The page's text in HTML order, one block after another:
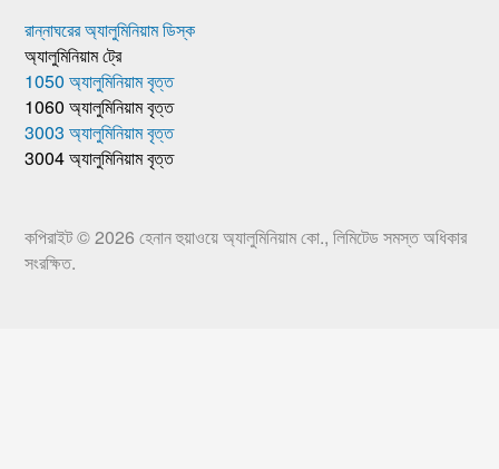
রান্নাঘরের অ্যালুমিনিয়াম ডিস্ক
অ্যালুমিনিয়াম ট্রে
1050 অ্যালুমিনিয়াম বৃত্ত
1060 অ্যালুমিনিয়াম বৃত্ত
3003 অ্যালুমিনিয়াম বৃত্ত
3004 অ্যালুমিনিয়াম বৃত্ত
কপিরাইট © 2026 হেনান হুয়াওয়ে অ্যালুমিনিয়াম কো., লিমিটেডসমস্ত অধিকার
সংরক্ষিত.